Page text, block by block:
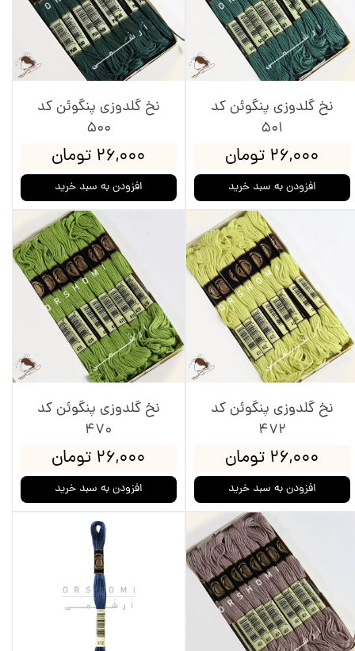
نخ گلدوزی پنگوئن کد
501
۲۶,۰۰۰ تومان
افزودن به سبد خرید
نخ گلدوزی پنگوئن کد
500
۲۶,۰۰۰ تومان
افزودن به سبد خرید
نخ گلدوزی پنگوئن کد
472
۲۶,۰۰۰ تومان
افزودن به سبد خرید
نخ گلدوزی پنگوئن کد
470
۲۶,۰۰۰ تومان
افزودن به سبد خرید